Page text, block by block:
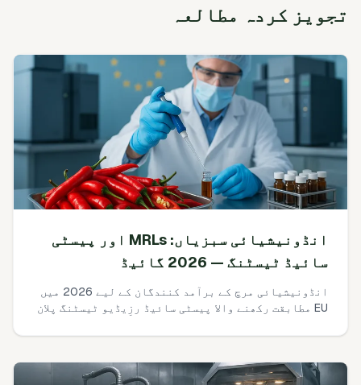
تجویز کردہ مطالعہ
انڈونیشیائی سبزیاں: MRLs اور پیسٹی
سائیڈ ٹیسٹنگ — 2026 گائیڈ
انڈونیشیائی مرچ کے برآمد کنندگان کے لیے 2026 میں
EU مطابقت رکھنے والا پیسٹی سائیڈ رزِیڈیو ٹیسٹنگ پلان
کتنی کم سطح تک جائیں، کتنے سیمپلز، کون سی لیبز،
دستاویزات توقع کرتے ہیں۔